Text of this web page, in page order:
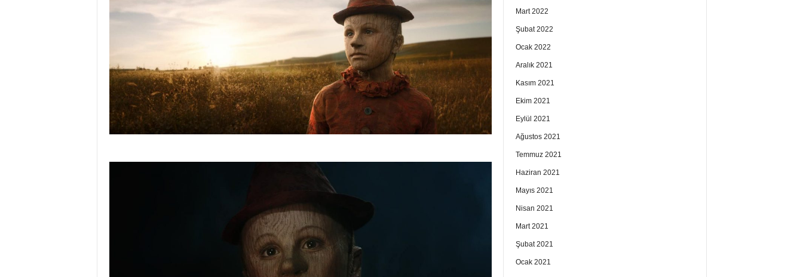
Mart 2022
Şubat 2022
Ocak 2022
Aralık 2021
Kasım 2021
Ekim 2021
Eylül 2021
Ağustos 2021
Temmuz 2021
Haziran 2021
Mayıs 2021
Nisan 2021
Mart 2021
Şubat 2021
Ocak 2021